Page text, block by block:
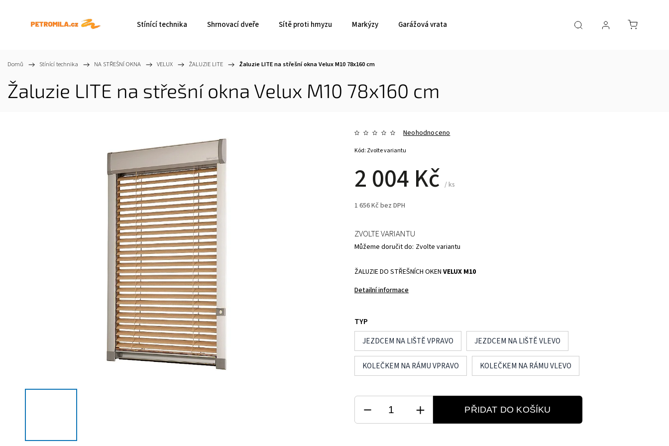
Stínící technika Shrnovací dveře Sítě proti hmyzu Markýzy Garážová vrata
Domů / Stínící technika / NA STŘEŠNÍ OKNA / VELUX / ŽALUZIE LITE / Žaluzie LITE na střešní okna Velux M10 78x160 cm
Žaluzie LITE na střešní okna Velux M10 78x160 cm
Neohodnoceno
2 004 Kč/ ks
1 656 Kč bez DPH
Kód: Zvolte variantu
ŽALUZIE DO STŘEŠNÍCH OKENVELUX M10
Detailní informace
TYP
JEZDCEM NA LIŠTĚ VPRAVO
JEZDCEM NA LIŠTĚ VLEVO
KOLEČKEM NA RÁMU VPRAVO KOLEČKEM NA RÁMU VLEVO
ZVOLTE VARIANTU
Můžeme doručit do: Zvolte variantu
PŘIDAT DO KOŠÍKU